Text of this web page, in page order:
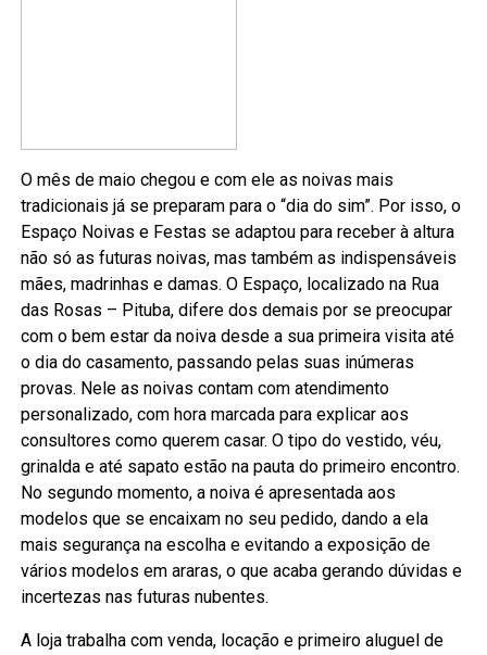
O mês de maio chegou e com ele as noivas mais
tradicionais já se preparam para o “dia do sim”. Por isso, o
Espaço Noivas e Festas se adaptou para receber à altura
não só as futuras noivas, mas também as indispensáveis
mães, madrinhas e damas. O Espaço, localizado na Rua
das Rosas – Pituba, difere dos demais por se preocupar
com o bem estar da noiva desde a sua primeira visita até
o dia do casamento, passando pelas suas inúmeras
provas. Nele as noivas contam com atendimento
personalizado, com hora marcada para explicar aos
consultores como querem casar. O tipo do vestido, véu,
grinalda e até sapato estão na pauta do primeiro encontro.
No segundo momento, a noiva é apresentada aos
modelos que se encaixam no seu pedido, dando a ela
mais segurança na escolha e evitando a exposição de
vários modelos em araras, o que acaba gerando dúvidas e
incertezas nas futuras nubentes.
A loja trabalha com venda, locação e primeiro aluguel de